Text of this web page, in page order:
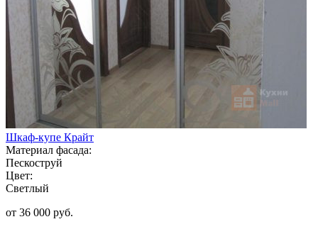
Шкаф-купе Крайт
Материал фасада:
Пескоструй
Цвет:
Светлый
от 36 000 руб.